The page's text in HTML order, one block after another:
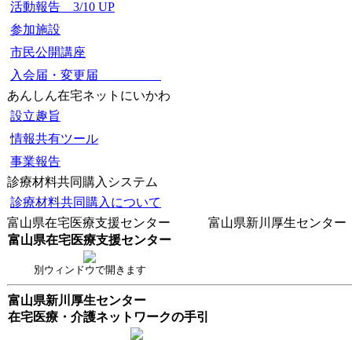
活動報告 3/10 UP
参加施設
市民公開講座
入会届・変更届
あんしん在宅ネットにいかわ
設立趣旨
情報共有ツール
事業報告
診療材料共同購入システム
診療材料共同購入について
富山県在宅医療支援センター 富山県新川厚生センター
富山県在宅医療支援センター
別ウィンドウで開きます
富山県新川厚生センター
在宅医療・介護ネットワークの手引